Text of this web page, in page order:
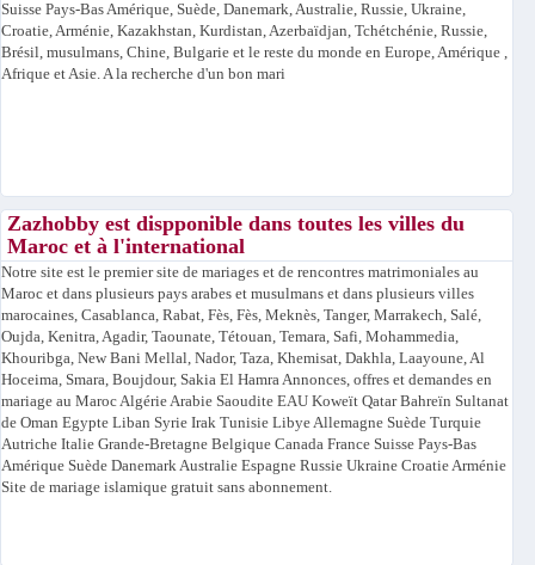
Suisse Pays-Bas Amérique, Suède, Danemark, Australie, Russie, Ukraine,
Croatie, Arménie, Kazakhstan, Kurdistan, Azerbaïdjan, Tchétchénie, Russie,
Brésil, musulmans, Chine, Bulgarie et le reste du monde en Europe, Amérique ,
Afrique et Asie. A la recherche d'un bon mari
Zazhobby est dispponible dans toutes les villes du
Maroc et à l'international
Notre site est le premier site de mariages et de rencontres matrimoniales au
Maroc et dans plusieurs pays arabes et musulmans et dans plusieurs villes
marocaines, Casablanca, Rabat, Fès, Fès, Meknès, Tanger, Marrakech, Salé,
Oujda, Kenitra, Agadir, Taounate, Tétouan, Temara, Safi, Mohammedia,
Khouribga, New Bani Mellal, Nador, Taza, Khemisat, Dakhla, Laayoune, Al
Hoceima, Smara, Boujdour, Sakia El Hamra Annonces, offres et demandes en
mariage au Maroc Algérie Arabie Saoudite EAU Koweït Qatar Bahreïn Sultanat
de Oman Egypte Liban Syrie Irak Tunisie Libye Allemagne Suède Turquie
Autriche Italie Grande-Bretagne Belgique Canada France Suisse Pays-Bas
Amérique Suède Danemark Australie Espagne Russie Ukraine Croatie Arménie
Site de mariage islamique gratuit sans abonnement.